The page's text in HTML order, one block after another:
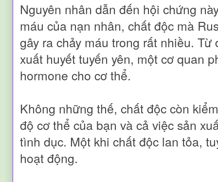
Nguyên nhân dẫn đến hội chứng
máu của nạn nhân, chất độc mà
gây ra chảy máu trong rất nhiều.
xuất huyết tuyến yên, một cơ quan
hormone cho cơ thể.
Không những thế, chất độc còn
độ cơ thể của bạn và cả việc sản
tình dục. Một khi chất độc lan tỏa,
hoạt động.